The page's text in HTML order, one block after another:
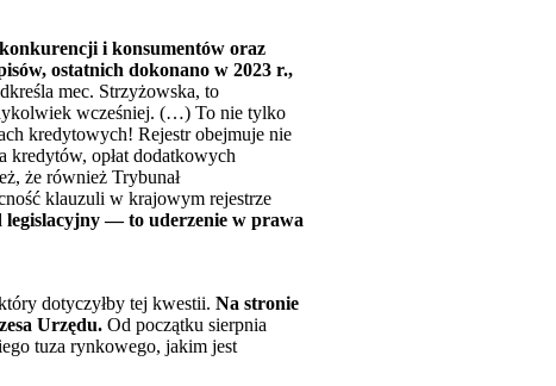
i konsumentów oraz
ostatnich dokonano w 2023 r.,
mec. Strzyżowska, to
wcześniej. (…) To nie tylko
kredytowych! Rejestr obejmuje nie
kredytów, opłat dodatkowych
że również Trybunał
klauzuli w krajowym rejestrze
legislacyjny — to uderzenie w prawa
dotyczyłby tej kwestii. Na stronie
Urzędu. Od początku sierpnia
tuza rynkowego, jakim jest